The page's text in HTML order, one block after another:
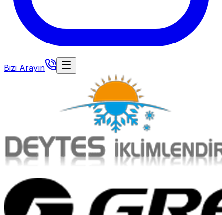
Bizi Arayın